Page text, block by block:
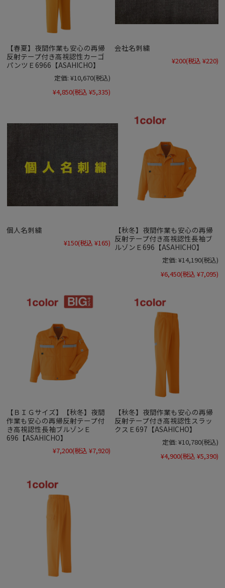
【春夏】夜間作業も安心の再帰
反射テープ付き高視認性カーゴ
パンツＥ6966【ASAHICHO】
定価: ¥10,670(税込)
¥4,850(税込 ¥5,335)
会社名刺繍
¥200(税込 ¥220)
個人名刺繍
¥150(税込 ¥165)
【秋冬】夜間作業も安心の再帰
反射テープ付き高視認性長袖ブ
ルゾンＥ696【ASAHICHO】
定価: ¥14,190(税込)
¥6,450(税込 ¥7,095)
【ＢＩＧサイズ】【秋冬】夜間
作業も安心の再帰反射テープ付
き高視認性長袖ブルゾンＥ
696【ASAHICHO】
¥7,200(税込 ¥7,920)
【秋冬】夜間作業も安心の再帰
反射テープ付き高視認性スラッ
クスＥ697【ASAHICHO】
定価: ¥10,780(税込)
¥4,900(税込 ¥5,390)